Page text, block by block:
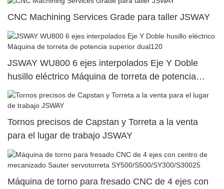
CNC Machining Services Grade para taller JSWAY
JSWAY WU800 6 ejes interpolados Eje Y Doble
husillo eléctrico Máquina de torreta de potencia
superior dual120
Tornos precisos de Capstan y Torreta a la venta
para el lugar de trabajo JSWAY
Máquina de torno para fresado CNC de 4 ejes con